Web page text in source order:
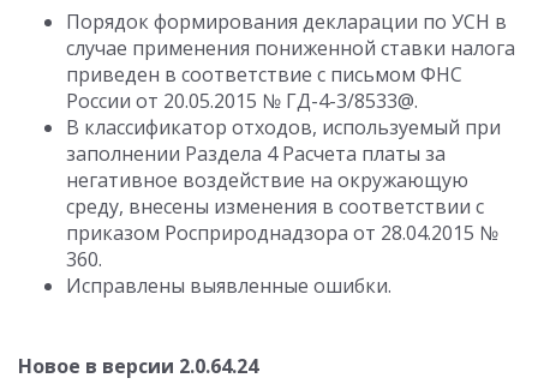
Порядок формирования декларации по УСН в
случае применения пониженной ставки налога
приведен в соответствие с письмом ФНС
России от 20.05.2015 № ГД-4-3/8533@.
В классификатор отходов, используемый при
заполнении Раздела 4 Расчета платы за
негативное воздействие на окружающую
среду, внесены изменения в соответствии с
приказом Росприроднадзора от 28.04.2015 №
360.
Исправлены выявленные ошибки.
Новое в версии 2.0.64.24